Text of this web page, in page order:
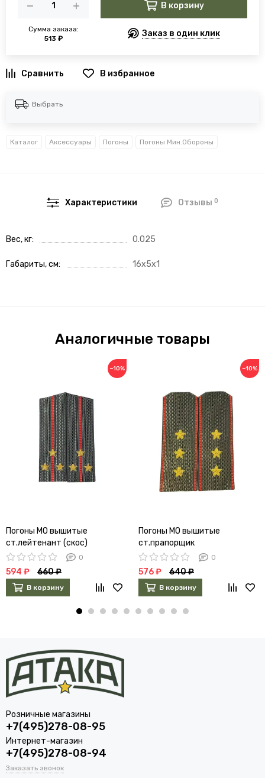
Сумма заказа:
513 ₽
В корзину
Заказ в один клик
В избранное
Выбрать
Каталог Аксессуары Погоны Погоны Мин.Обороны
Характеристики Отзывы 0
Вес, кг 0.025
Габариты, см 16x5x1
Аналогичные товары
−10%
Погоны МО вышитые
ст.лейтенант (скос)
0
594 ₽ 660 ₽
В корзину
−10%
Погоны МО вышитые
ст.прапорщик
0
576 ₽ 640 ₽
В корзину
Розничные магазины
+7(495)278-08-95
Интернет-магазин
+7(495)278-08-94
Заказать звонок